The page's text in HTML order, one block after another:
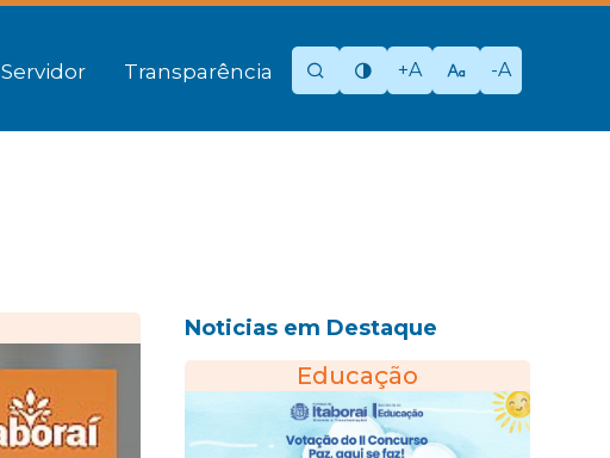
Servidor Transparência +A -A
Noticias em Destaque
Educação